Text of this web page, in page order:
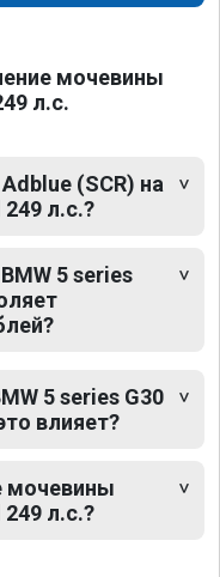
мочевины
л.с.
(SCR) на
249 л.с.?
5 series
5 series G30
влияет?
мочевины
249 л.с.?